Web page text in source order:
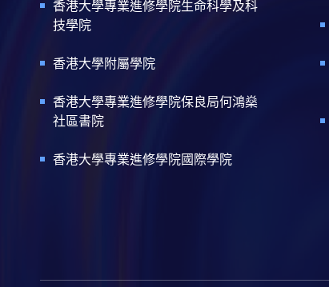
香港大學專業進修學院生命科學及科
技學院
香港大學附屬學院
香港大學專業進修學院保良局何鴻燊
社區書院
香港大學專業進修學院國際學院